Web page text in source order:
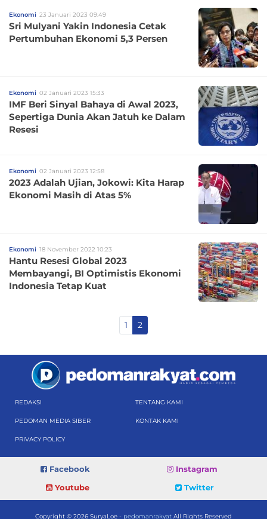
Ekonomi 23 Januari 2023 09:49
Sri Mulyani Yakin Indonesia Cetak
Pertumbuhan Ekonomi 5,3 Persen
Ekonomi 02 Januari 2023 15:33
IMF Beri Sinyal Bahaya di Awal 2023,
Sepertiga Dunia Akan Jatuh ke Dalam
Resesi
Ekonomi 02 Januari 2023 12:58
2023 Adalah Ujian, Jokowi: Kita Harap
Ekonomi Masih di Atas 5%
Ekonomi 18 November 2022 10:23
Hantu Resesi Global 2023
Membayangi, BI Optimistis Ekonomi
Indonesia Tetap Kuat
1 2
REDAKSI TENTANG KAMI
PEDOMAN MEDIA SIBER KONTAK KAMI
PRIVACY POLICY
Facebook
Instagram
Youtube
Twitter
Copyright © 2026 SuryaLoe - pedomanrakyat All Rights Reserved